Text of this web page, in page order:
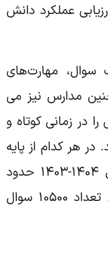
عملکرد دانش
سوال، مهارت‌های
مدارس نیز می
در زمانی کوتاه و
هر کدام از پایه
های هفتم، هشتم و نهم تا پایان سال ۱۴۰۴-۱۴۰۳ حدود
۱۶۰۰۰ سوال موجود خواهد بود. از این تعداد ۱۰۵۰۰ سوال